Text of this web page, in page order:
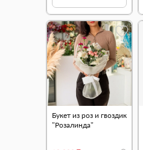
Букет из роз и гвоздик
"Розалинда"